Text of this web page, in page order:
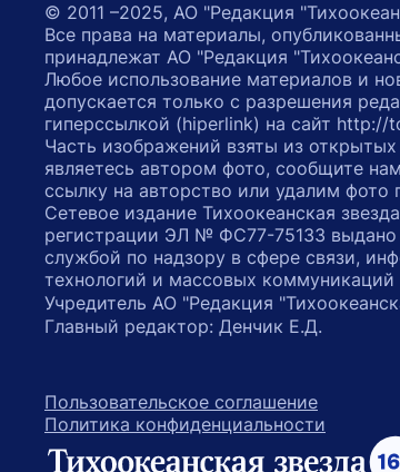
© 2011 –2025, АО "Редакция
Все права на материалы,
принадлежат АО "Редакция
Любое использование материалов и
допускается только с разрешения
гиперссылкой (hiperlink) на сайт http://
Часть изображений взяты из
являетесь автором фото, сообщите
ссылку на авторство или удалим
Сетевое издание Тихоокеанская
регистрации ЭЛ № ФС77-75133 выдано
службой по надзору в сфере связи,
технологий и массовых коммуникаций
Учредитель АО "Редакция
Главный редактор: Денчик Е.Д.
Пользовательское соглашение
Политика конфиденциальности